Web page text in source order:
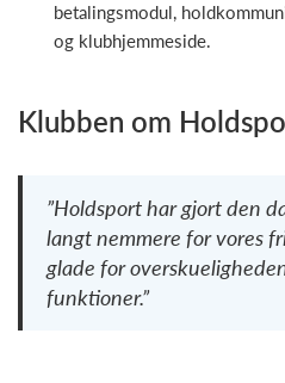
betalingsmodul,
og klubhjemmeside.
Klubben om
”Holdsport har gjort den
langt nemmere for vores
glade for
funktioner.”